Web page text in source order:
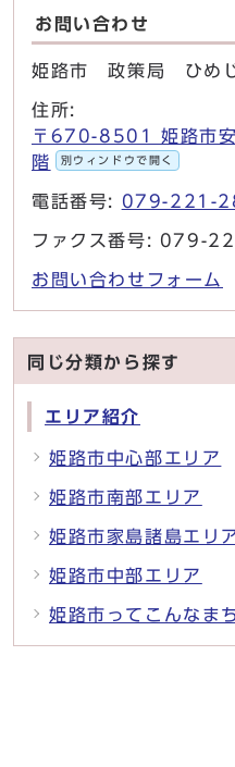
お問い合わせ
姫路市 政策局 ひめ
住所:
〒670-8501 姫路市
階
別ウィンドウで開く
電話番号: 079-221-
ファクス番号: 079-
お問い合わせフォーム
同じ分類から探す
エリア紹介
姫路市中心部エリア
姫路市南部エリア
姫路市家島諸島エリ
姫路市中部エリア
姫路市ってこんなま